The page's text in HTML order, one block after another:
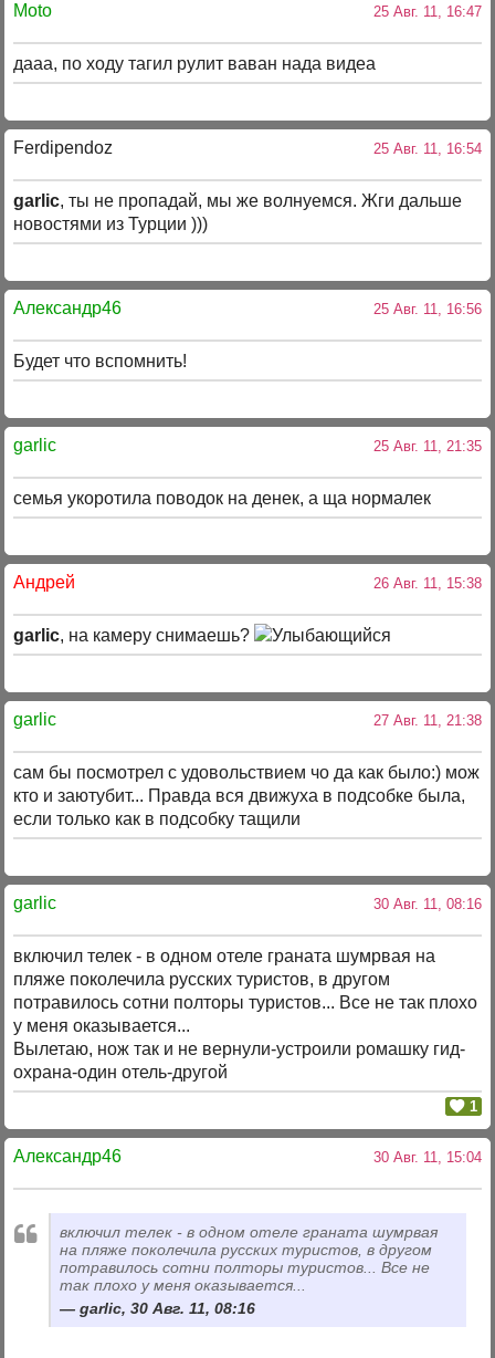
Moto 25 Авг. 11, 16:47
дааа, по ходу тагил рулит ваван нада видеа
Ferdipendoz 25 Авг. 11, 16:54
garlic, ты не пропадай, мы же волнуемся. Жги дальше
новостями из Турции )))
Александр46 25 Авг. 11, 16:56
Будет что вспомнить!
garlic 25 Авг. 11, 21:35
семья укоротила поводок на денек, а ща нормалек
Андрей 26 Авг. 11, 15:38
garlic, на камеру снимаешь?
garlic 27 Авг. 11, 21:38
сам бы посмотрел с удовольствием чо да как было:) мож
кто и заютубит... Правда вся движуха в подсобке была,
если только как в подсобку тащили
garlic 30 Авг. 11, 08:16
включил телек - в одном отеле граната шумрвая на
пляже поколечила русских туристов, в другом
потравилось сотни полторы туристов... Все не так плохо
у меня оказывается...
Вылетаю, нож так и не вернули-устроили ромашку гид-
охрана-один отель-другой
1
Александр46 30 Авг. 11, 15:04
включил телек - в одном отеле граната шумрвая
на пляже поколечила русских туристов, в другом
потравилось сотни полторы туристов... Все не
так плохо у меня оказывается...
garlic, 30 Авг. 11, 08:16